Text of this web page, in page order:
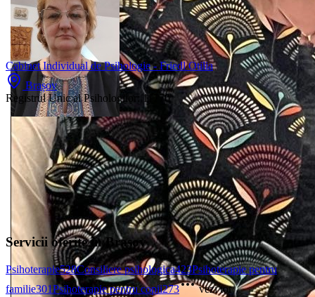
Cabinet Individual de Psihologie - Friedl Otilia
Brașov
Registrul Unic al Psihologilor:
11770
Servicii oferite în Brașov
Psihoterapie528Consiliere psihologica423Psihoterapie pentru
familie301Psihoterapie pentru copii273 vezi tot